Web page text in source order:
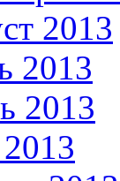
2013
2013
2013